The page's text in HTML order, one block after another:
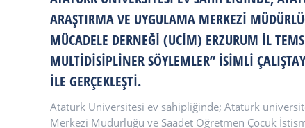
ARAŞTIRMA VE UYGULAMA MERKEZI
MÜCADELE DERNEĞI (UCİM) ERZURUM İL
MULTIDISIPLINER SÖYLEMLER” ISIMLI
ILE GERÇEKLEŞTI.
Atatürk Üniversitesi ev sahipliğinde; Atatürk
Merkezi Müdürlüğü ve Saadet Öğretmen Çocuk